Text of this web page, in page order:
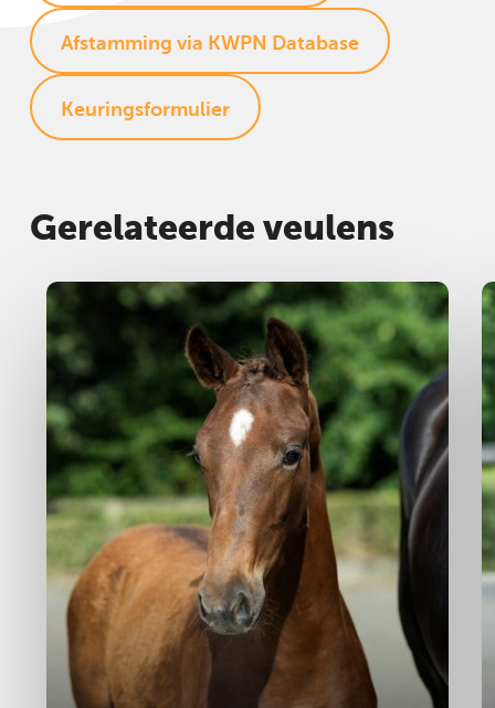
Afstamming via KWPN Database
Keuringsformulier
Gerelateerde veulens
Hengst 2025